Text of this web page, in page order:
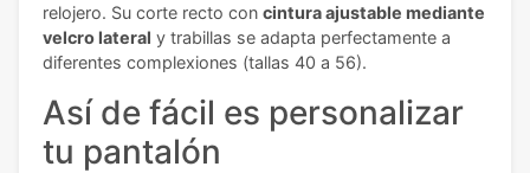
relojero. Su corte recto con cintura ajustable mediante
velcro lateral y trabillas se adapta perfectamente a
diferentes complexiones (tallas 40 a 56).
Así de fácil es personalizar
tu pantalón